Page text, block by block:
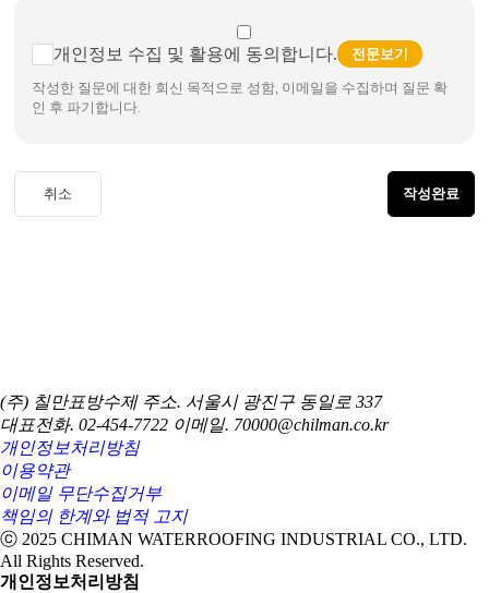
개인정보 수집 및 활용에 동의합니다. 전문보기
작성한 질문에 대한 회신 목적으로 성함, 이메일을 수집하며 질문 확
인 후 파기합니다.
취소 작성완료
(주) 칠만표방수제 주소. 서울시 광진구 동일로 337
대표전화. 02-454-7722 이메일. 70000@chilman.co.kr
개인정보처리방침
이용약관
이메일 무단수집거부
책임의 한계와 법적 고지
ⓒ 2025 CHIMAN WATERROOFING INDUSTRIAL CO., LTD.
All Rights Reserved.
개인정보처리방침